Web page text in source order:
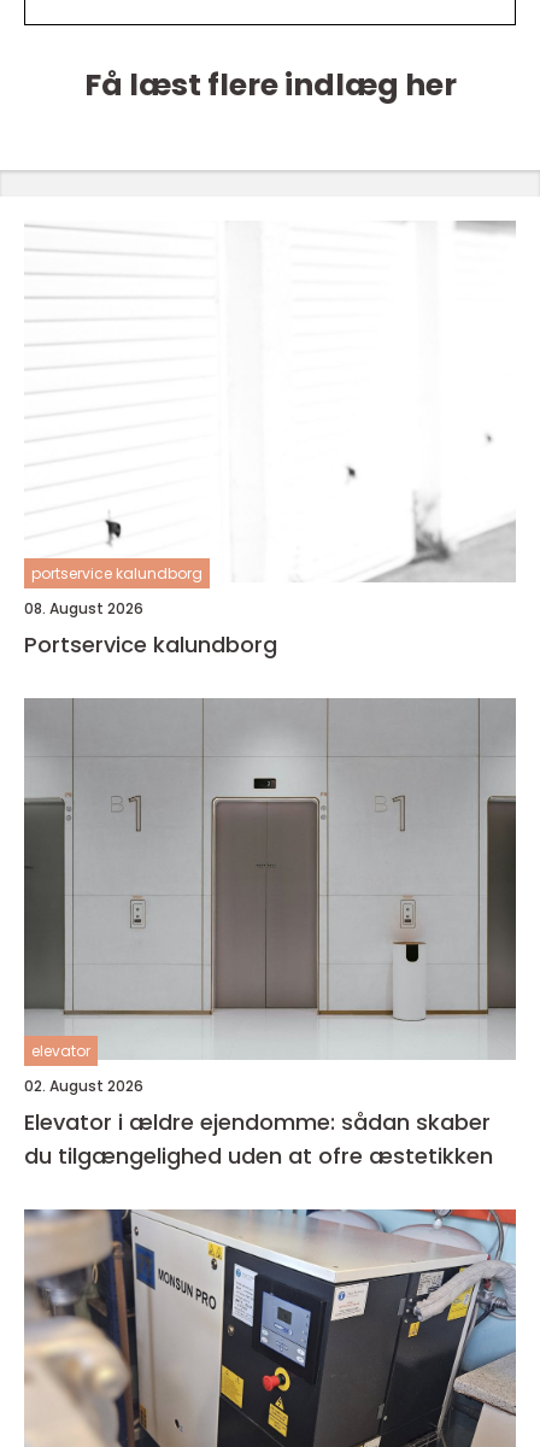
Få læst flere indlæg her
portservice kalundborg
08. August 2026
Portservice kalundborg
elevator
02. August 2026
Elevator i ældre ejendomme: sådan skaber
du tilgængelighed uden at ofre æstetikken